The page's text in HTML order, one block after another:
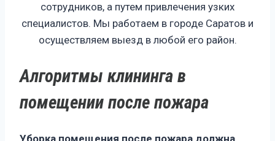
сотрудников, а путем привлечения узких
специалистов. Мы работаем в городе Саратов и
осуществляем выезд в любой его район.
Алгоритмы клининга в
помещении после пожара